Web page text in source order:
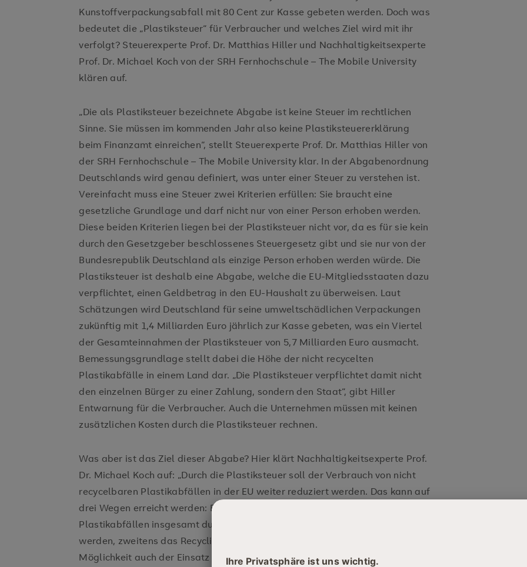
Kunstoffverpackungsabfall mit 80 Cent zur Kasse gebeten werden. Doch was
bedeutet die „Plastiksteuer“ für Verbraucher und welches Ziel wird mit ihr
verfolgt? Steuerexperte Prof. Dr. Matthias Hiller und Nachhaltigkeitsexperte
Prof. Dr. Michael Koch von der SRH Fernhochschule – The Mobile University
klären auf.
„Die als Plastiksteuer bezeichnete Abgabe ist keine Steuer im rechtlichen
Sinne. Sie müssen im kommenden Jahr also keine Plastiksteuererklärung
beim Finanzamt einreichen“, stellt Steuerexperte Prof. Dr. Matthias Hiller von
der SRH Fernhochschule – The Mobile University klar. In der Abgabenordnung
Deutschlands wird genau definiert, was unter einer Steuer zu verstehen ist.
Vereinfacht muss eine Steuer zwei Kriterien erfüllen: Sie braucht eine
gesetzliche Grundlage und darf nicht nur von einer Person erhoben werden.
Diese beiden Kriterien liegen bei der Plastiksteuer nicht vor, da es für sie kein
durch den Gesetzgeber beschlossenes Steuergesetz gibt und sie nur von der
Bundesrepublik Deutschland als einzige Person erhoben werden würde. Die
Plastiksteuer ist deshalb eine Abgabe, welche die EU-Mitgliedsstaaten dazu
verpflichtet, einen Geldbetrag in den EU-Haushalt zu überweisen. Laut
Schätzungen wird Deutschland für seine umweltschädlichen Verpackungen
zukünftig mit 1,4 Milliarden Euro jährlich zur Kasse gebeten, was ein Viertel
der Gesamteinnahmen der Plastiksteuer von 5,7 Milliarden Euro ausmacht.
Bemessungsgrundlage stellt dabei die Höhe der nicht recycelten
Plastikabfälle in einem Land dar. „Die Plastiksteuer verpflichtet damit nicht
den einzelnen Bürger zu einer Zahlung, sondern den Staat“, gibt Hiller
Entwarnung für die Verbraucher. Auch die Unternehmen müssen mit keinen
zusätzlichen Kosten durch die Plastiksteuer rechnen.
Was aber ist das Ziel dieser Abgabe? Hier klärt Nachhaltigkeitsexperte Prof.
Dr. Michael Koch auf: „Durch die Plastiksteuer soll der Verbrauch von nicht
recycelbaren Plastikabfällen in der EU weiter reduziert werden. Das kann auf
drei Wegen erreicht werden: Erstens kann das Aufkommen von
Plastikabfällen insgesamt durch einen geringeren Plastikverbrauch reduziert
werden, zweitens das Recycling solcher Abfälle gefördert und als dritte
Möglichkeit auch der Einsatz von umweltfreundlichen Plastikalternativen